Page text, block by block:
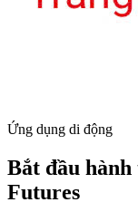
Ứng dụng di động
Bắt đầu
Futures